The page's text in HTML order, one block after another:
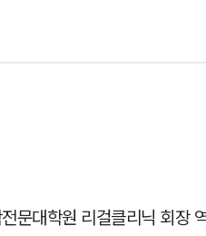
문대학원 리걸클리닉 회장